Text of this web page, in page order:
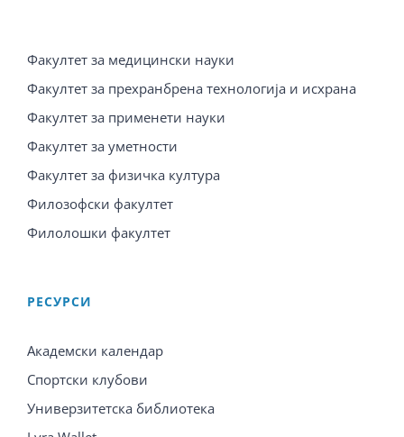
Факултет за медицински науки
Факултет за прехранбрена технологија и исхрана
Факултет за применети науки
Факултет за уметности
Факултет за физичка култура
Филозофски факултет
Филолошки факултет
PЕСУРСИ
Академски календар
Спортски клубови
Универзитетска библиотека